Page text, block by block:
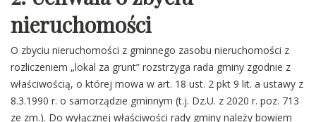
nieruchomości
O zbyciu nieruchomości z gminnego zasobu nieruchomości z
rozliczeniem „lokal za grunt” rozstrzyga rada gminy zgodnie z
właściwością, o której mowa w art. 18 ust. 2 pkt 9 lit. a ustawy z
8.3.1990 r. o samorządzie gminnym (t.j. Dz.U. z 2020 r. poz. 713
ze zm.). Do wyłącznej właściwości rady gminy należy bowiem